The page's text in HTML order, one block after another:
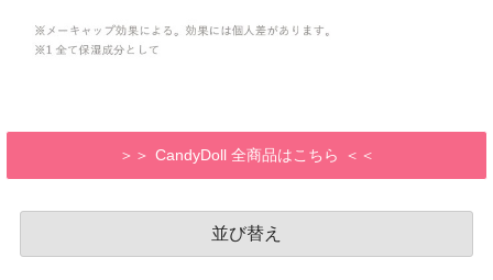
CandyDoll 全商品はこちら
並び替え